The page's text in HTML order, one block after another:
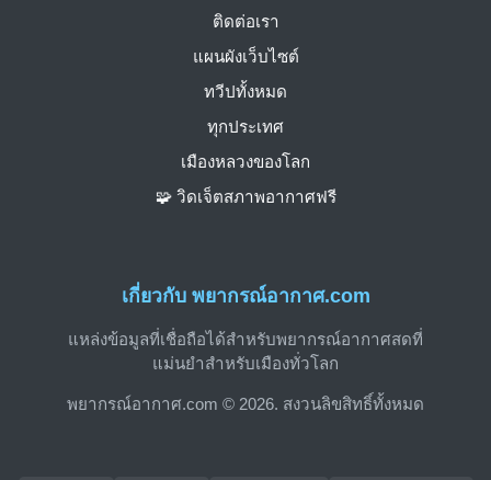
เกี่ยวกับ พยากรณ์อากาศ.com
แหล่งข้อมูลที่เชื่อถือได้สำหรับพยากรณ์อากาศสดที่
แม่นยำสำหรับเมืองทั่วโลก
พยากรณ์อากาศ.com © 2026. สงวนลิขสิทธิ์ทั้งหมด
ติดต่อเรา
แผนผังเว็บไซต์
ทวีปทั้งหมด
ทุกประเทศ
เมืองหลวงของโลก
🧩 วิดเจ็ตสภาพอากาศฟรี